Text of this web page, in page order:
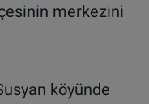
merkezini
köyünde